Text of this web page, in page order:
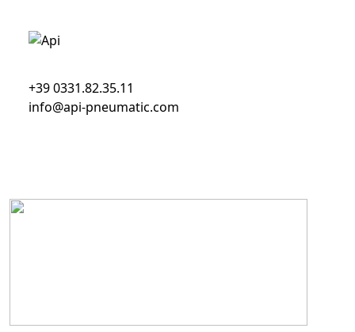
+39 0331.82.35.11
info@api-pneumatic.com